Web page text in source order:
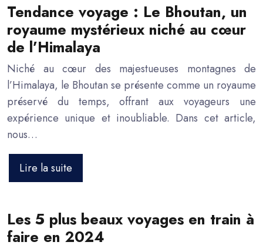
Tendance voyage : Le Bhoutan, un
royaume mystérieux niché au cœur
de l’Himalaya
Niché au cœur des majestueuses montagnes de
l’Himalaya, le Bhoutan se présente comme un royaume
préservé du temps, offrant aux voyageurs une
expérience unique et inoubliable. Dans cet article,
nous…
Lire la suite
Les 5 plus beaux voyages en train à
faire en 2024